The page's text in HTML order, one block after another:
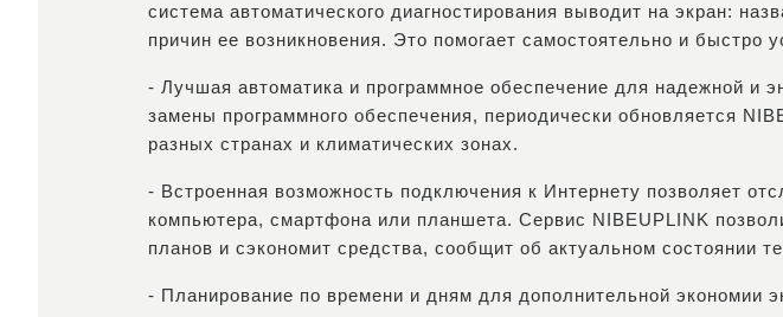
система автоматического диагностирования выводит на экран:
причин ее возникновения. Это помогает самостоятельно и быстро
- Лучшая автоматика и программное обеспечение для надежной и
замены программного обеспечения, периодически обновляется
разных странах и климатических зонах.
- Встроенная возможность подключения к Интернету позволяет
компьютера, смартфона или планшета. Сервис NIBEUPLINK
планов и сэкономит средства, сообщит об актуальном состоянии
- Планирование по времени и дням для дополнительной экономии